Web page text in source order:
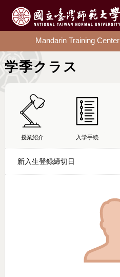
Mandarin Training Center
学季クラス
授業紹介 入学手続
新入生登録締切日